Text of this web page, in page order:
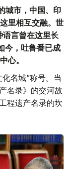
城市，中国、印
里相互交融。世
言曾在这里长
今，吐鲁番已成
心。
名城”称号。当
名录》的交河故
程遗产名录的坎